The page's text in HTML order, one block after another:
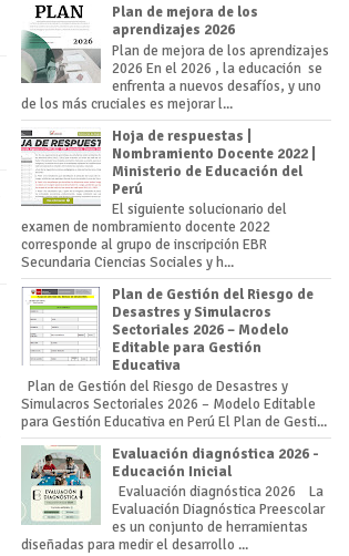
Plan de mejora de los
aprendizajes 2026
Plan de mejora de los aprendizajes
2026 En el 2026 , la educación se
enfrenta a nuevos desafíos, y uno
de los más cruciales es mejorar l...
Hoja de respuestas |
Nombramiento Docente 2022 |
Ministerio de Educación del
Perú
El siguiente solucionario del
examen de nombramiento docente 2022
corresponde al grupo de inscripción EBR
Secundaria Ciencias Sociales y h...
Plan de Gestión del Riesgo de
Desastres y Simulacros
Sectoriales 2026 – Modelo
Editable para Gestión
Educativa
Plan de Gestión del Riesgo de Desastres y
Simulacros Sectoriales 2026 – Modelo Editable
para Gestión Educativa en Perú El Plan de Gesti...
Evaluación diagnóstica 2026 -
Educación Inicial
Evaluación diagnóstica 2026 La
Evaluación Diagnóstica Preescolar
es un conjunto de herramientas
diseñadas para medir el desarrollo ...